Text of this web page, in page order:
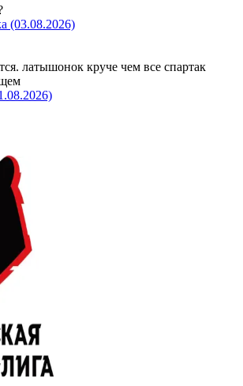
(03.08.2026)
латышонок круче чем все спартак